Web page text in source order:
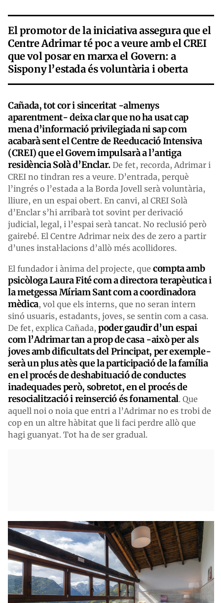
El promotor de la iniciativa assegura que el
Centre Adrimar té poc a veure amb el CREI
que vol posar en marxa el Govern: a
Sispony l’estada és voluntària i oberta
Cañada, tot cor i sinceritat -almenys
aparentment- deixa clar que no ha usat cap
mena d’informació privilegiada ni sap com
acabarà sent el Centre de Reeducació Intensiva
(CREI) que el Govern impulsarà a l’antiga
residència Solà d’Enclar. De fet, recorda, Adrimar i
CREI no tindran res a veure. D’entrada, perquè
l’ingrés o l’estada a la Borda Jovell serà voluntària,
lliure, en un espai obert. En canvi, al CREI Solà
d’Enclar s’hi arribarà tot sovint per derivació
judicial, legal, i l’espai serà tancat. No reclusió però
gairebé. El Centre Adrimar neix des de zero a partir
d’unes instal·lacions d’allò més acollidores.
El fundador i ànima del projecte, que compta amb
psicòloga Laura Fité com a directora terapèutica i
la metgessa Míriam Sant com a coordinadora
mèdica, vol que els interns, que no seran intern
sinó usuaris, estadants, joves, se sentin com a casa.
De fet, explica Cañada, poder gaudir d’un espai
com l’Adrimar tan a prop de casa -això per als
joves amb dificultats del Principat, per exemple-
serà un plus atès que la participació de la família
en el procés de deshabituació de conductes
inadequades però, sobretot, en el procés de
resocialització i reinserció és fonamental. Que
aquell noi o noia que entri a l’Adrimar no es trobi de
cop en un altre hàbitat que li faci perdre allò que
hagi guanyat. Tot ha de ser gradual.